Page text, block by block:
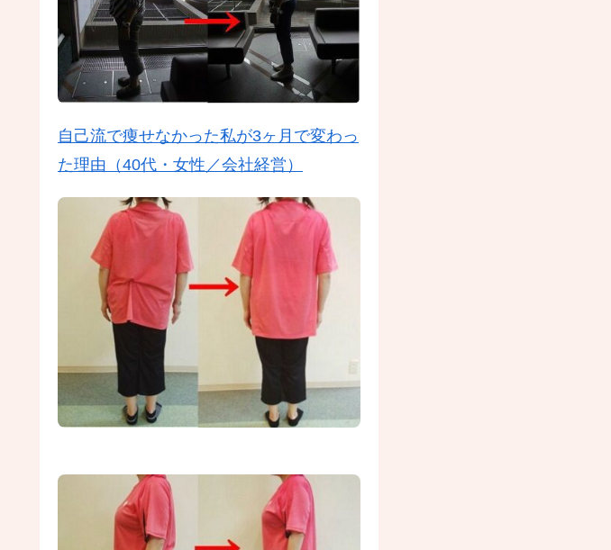
自己流で痩せなかった私が3ヶ月で変わっ
た理由（40代・女性／会社経営）